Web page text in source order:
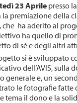
23 Aprile presso
la premiazione della
che ha aderito al
ha quello di
di sé e degli altri
si è sviluppato
dell’AVIS, sulla
generale e, un
le fotograﬁe fatte
tema il dono e la